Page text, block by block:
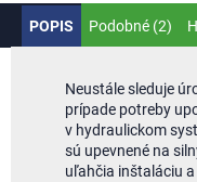
POPIS Podobné (2)
Neustále sleduje
prípade potreby
v hydraulickom
sú upevnené na
uľahčia inštaláciu